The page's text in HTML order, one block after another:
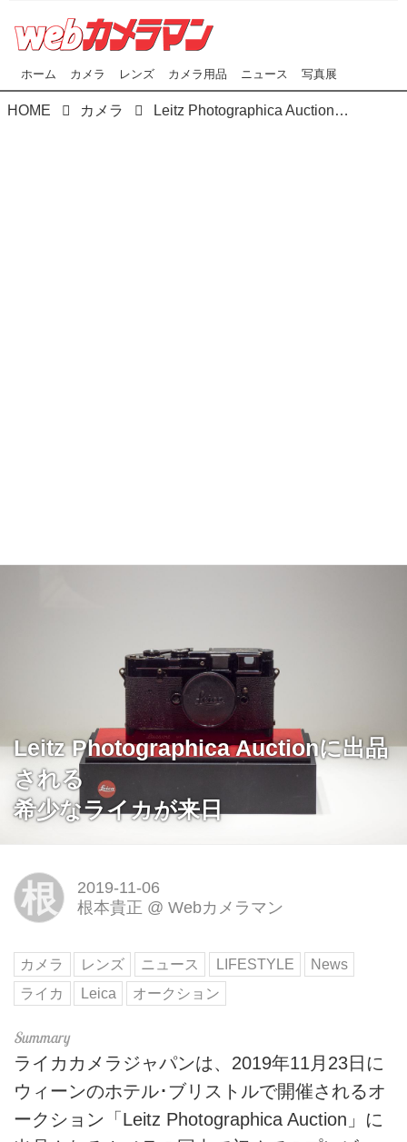
ホーム カメラ レンズ カメラ用品 ニュース 写真展
HOME カメラ Leitz Photographica Auctionに出品される 希少なライカが来日
Leitz Photographica Auctionに出品
される
希少なライカが来日
根
2019-11-06
根本貴正 @ Webカメラマン
カメラ レンズ ニュース LIFESTYLE
News
ライカ
Leica オークション
ライカカメラジャパンは、2019年11月23日に
ウィーンのホテル･ブリストルで開催されるオ
ークション「Leitz Photographica Auction」に